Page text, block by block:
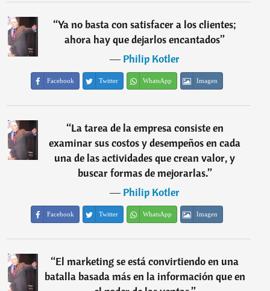
“Ya no basta con satisfacer a los clientes;
ahora hay que dejarlos encantados”
―Philip Kotler
Facebook Twitter WhatsApp Imagen
“La tarea de la empresa consiste en
examinar sus costos y desempeños en cada
una de las actividades que crean valor, y
buscar formas de mejorarlas.”
―Philip Kotler
Facebook Twitter WhatsApp Imagen
“El marketing se está convirtiendo en una
batalla basada más en la información que en